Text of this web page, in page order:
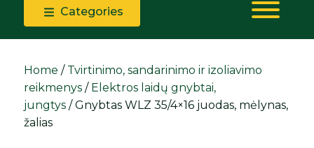
Categories
Home / Tvirtinimo, sandarinimo ir izoliavimo
reikmenys / Elektros laidų gnybtai,
jungtys / Gnybtas WLZ 35/4×16 juodas, mėlynas,
žalias